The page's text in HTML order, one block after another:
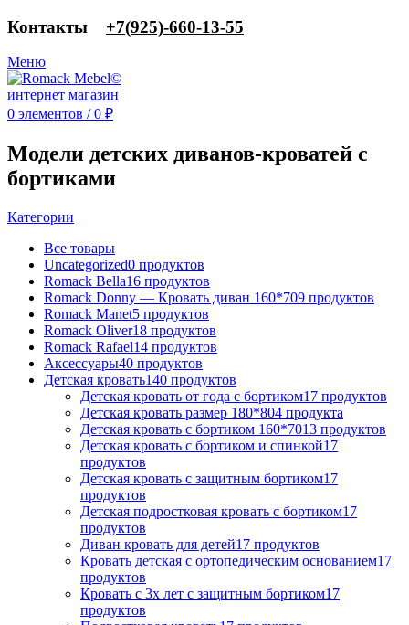
Контакты ‎+7(925)-660-13-55
Меню
0 элементов / 0 ₽
Модели детских диванов-кроватей с
бортиками
Категории
Все товары
Uncategorized0 продуктов
Romack Bella16 продуктов
Romack Donny — Кровать диван 160*709 продуктов
Romack Manet5 продуктов
Romack Oliver18 продуктов
Romack Rafael14 продуктов
Аксессуары40 продуктов
Детская кровать140 продуктов
Детская кровать от года с бортиком17 продуктов
Детская кровать размер 180*804 продукта
Детская кровать с бортиком 160*7013 продуктов
Детская кровать с бортиком и спинкой17
продуктов
Детская кровать с защитным бортиком17
продуктов
Детская подростковая кровать с бортиком17
продуктов
Диван кровать для детей17 продуктов
Кровать детская с ортопедическим основанием17
продуктов
Кровать с 3х лет с защитным бортиком17
продуктов